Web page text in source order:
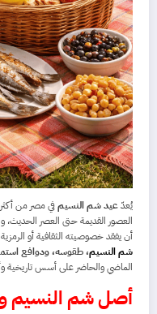
يُعدّعيد شم النسيمفي مصر من أكثر
العصور القديمة حتى العصر الحديث،
أن يفقد خصوصيته الثقافية أو
شم النسيم، طقوسه، ودوافع
الماضي والحاضر على أسس تاريخية
أصل شم النسيم